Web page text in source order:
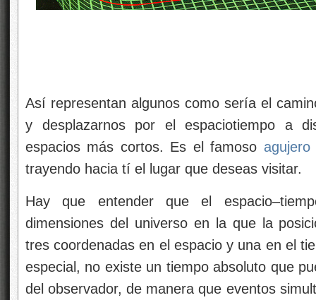
Así representan algunos como sería el
y desplazarnos por el espaciotiempo a
espacios más cortos. Es el famoso
trayendo hacia tí el lugar que deseas visitar.
Hay que entender que el
dimensiones del universo en la que la
tres coordenadas en el espacio y una en el
especial, no existe un tiempo absoluto que
del observador, de manera que eventos